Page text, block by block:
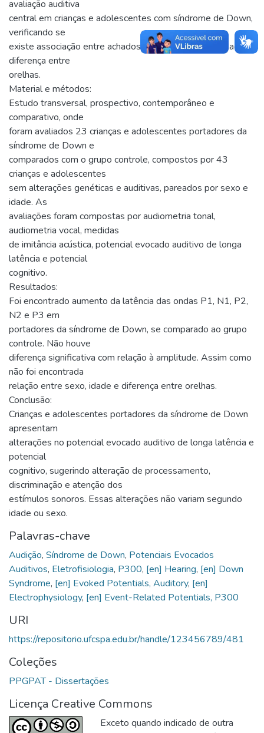
avaliação auditiva
central em crianças e adolescentes com síndrome de Down,
verificando se
existe associação entre achados audiológicos, sexo, idade e
diferença entre
orelhas.
Material e métodos:
Estudo transversal, prospectivo, contemporâneo e
comparativo, onde
foram avaliados 23 crianças e adolescentes portadores da
síndrome de Down e
comparados com o grupo controle, compostos por 43
crianças e adolescentes
sem alterações genéticas e auditivas, pareados por sexo e
idade. As
avaliações foram compostas por audiometria tonal,
audiometria vocal, medidas
de imitância acústica, potencial evocado auditivo de longa
latência e potencial
cognitivo.
Resultados:
Foi encontrado aumento da latência das ondas P1, N1, P2,
N2 e P3 em
portadores da síndrome de Down, se comparado ao grupo
controle. Não houve
diferença significativa com relação à amplitude. Assim como
não foi encontrada
relação entre sexo, idade e diferença entre orelhas.
Conclusão:
Crianças e adolescentes portadores da síndrome de Down
apresentam
alterações no potencial evocado auditivo de longa latência e
potencial
cognitivo, sugerindo alteração de processamento,
discriminação e atenção dos
estímulos sonoros. Essas alterações não variam segundo
idade ou sexo.
Palavras-chave
Audição, Síndrome de Down, Potenciais Evocados
Auditivos, Eletrofisiologia, P300, [en] Hearing, [en] Down
Syndrome, [en] Evoked Potentials, Auditory, [en]
Electrophysiology, [en] Event-Related Potentials, P300
URI
https://repositorio.ufcspa.edu.br/handle/123456789/481
Coleções
PPGPAT - Dissertações
Licença Creative Commons
Exceto quando indicado de outra